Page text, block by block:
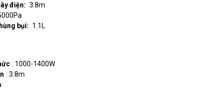
điện: 3.8m
bụi: 1.1L
: 1000-1400W
: 3.8m